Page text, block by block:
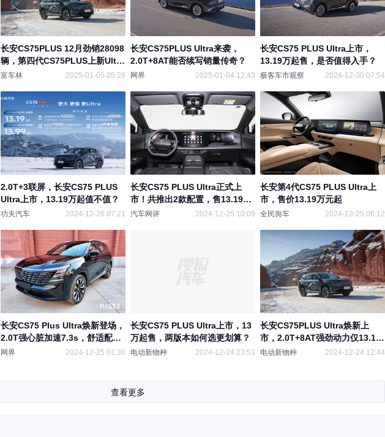
长安CS75PLUS 12月劲销28098
辆，第四代CS75PLUS上新Ultra
版，购车权益走心
富车林 2025-01-05 05:28
长安CS75PLUS Ultra来袭，
2.0T+8AT能否续写销量传奇？
网界 2025-01-04 12:43
长安CS75 PLUS Ultra上市，
13.19万起售，是否值得入手？
极客车市观察 2024-12-30 07:54
2.0T+3联屏，长安CS75 PLUS
Ultra上市，13.19万起值不值？
功夫汽车 2024-12-26 07:21
长安CS75 PLUS Ultra正式上
市！共推出2款配置，售13.19万
起
汽车网评 2024-12-25 10:09
长安第4代CS75 PLUS Ultra上
市，售价13.19万元起
全民舆车 2024-12-25 06:12
长安CS75 Plus Ultra焕新登场，
2.0T强心脏加速7.3s，舒适配置
再升级！
网界 2024-12-25 01:30
长安CS75 PLUS Ultra上市，13
万起售，两版本如何选更划算？
电动新物种 2024-12-24 23:53
长安CS75PLUS Ultra焕新上
市，2.0T+8AT强劲动力仅13.19
万起！
电动新物种 2024-12-24 12:44
查看更多